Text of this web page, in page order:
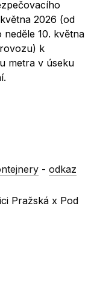
2026 (od
10. května
k
metra v úseku
-odkaz
Pražská x Pod